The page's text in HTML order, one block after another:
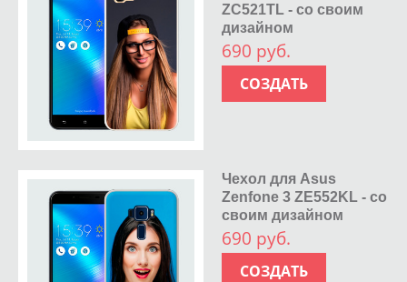
ZC521TL - со своим
дизайном
690 руб.
СОЗДАТЬ
Чехол для Asus
Zenfone 3 ZE552KL - со
своим дизайном
690 руб.
СОЗДАТЬ